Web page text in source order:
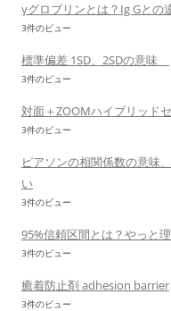
γグロブリンとは？Ig Gとの
3件のビュー
標準偏差 1SD、2SDの意味
3件のビュー
対面＋ZOOMハイブリッド
3件のビュー
ピアソンの相関係数の意味
い
3件のビュー
95%信頼区間とは？やっと
3件のビュー
癒着防止剤 adhesion barrier
3件のビュー